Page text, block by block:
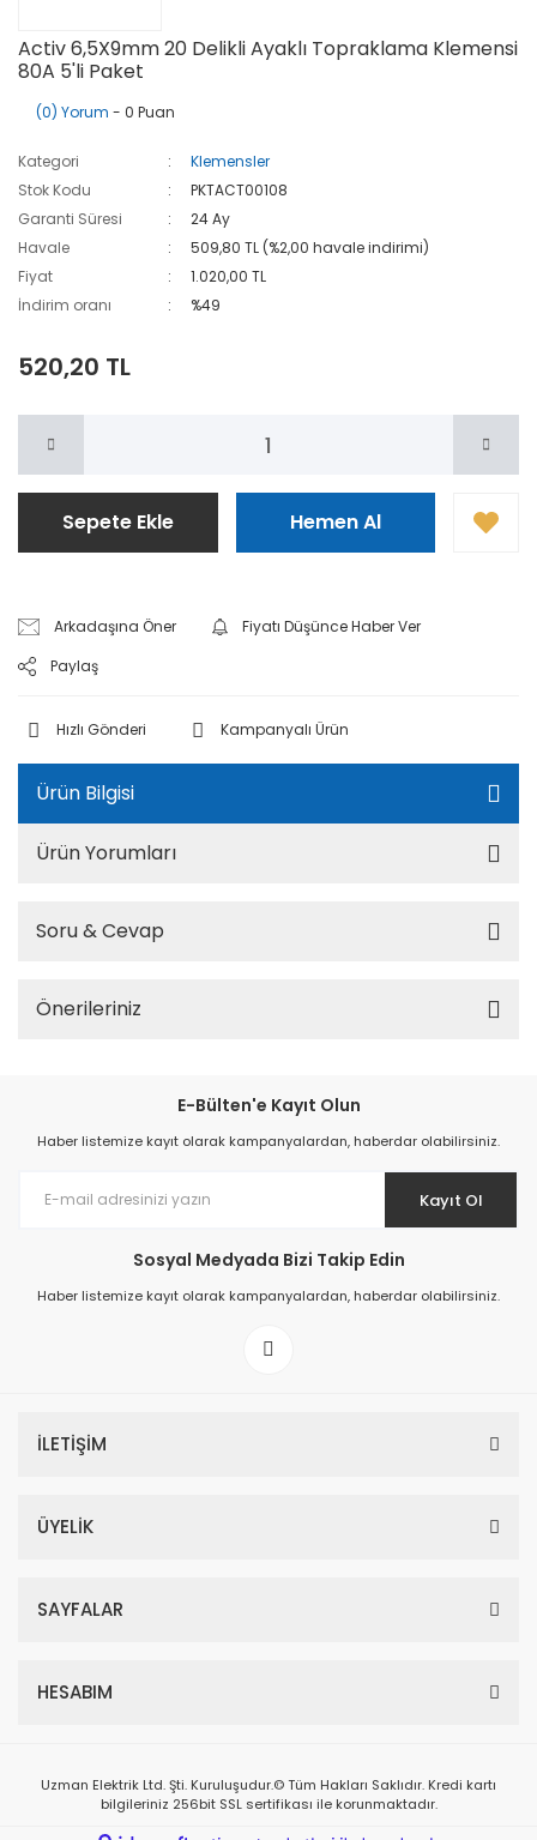
Activ 6,5X9mm 20 Delikli Ayaklı Topraklama Klemensi
80A 5'li Paket
(0) Yorum - 0 Puan
Kategori
Klemensler
Stok Kodu
PKTACT00108
Garanti Süresi
24 Ay
Havale
509,80 TL (%2,00 havale indirimi)
Fiyat
1.020,00 TL
İndirim oranı
%49
520,20 TL
Sepete Ekle Hemen Al
Arkadaşına Öner
Fiyatı Düşünce Haber Ver
Paylaş
Hızlı Gönderi Kampanyalı Ürün
Ürün Bilgisi
Ürün Yorumları
Soru & Cevap
Önerileriniz
E-Bülten'e Kayıt Olun
Haber listemize kayıt olarak kampanyalardan, haberdar olabilirsiniz.
Kayıt Ol
Sosyal Medyada Bizi Takip Edin
Haber listemize kayıt olarak kampanyalardan, haberdar olabilirsiniz.
İLETİŞİM
ÜYELİK
SAYFALAR
HESABIM
Uzman Elektrik Ltd. Şti. Kuruluşudur.© Tüm Hakları Saklıdır. Kredi kartı
bilgileriniz 256bit SSL sertifikası ile korunmaktadır.